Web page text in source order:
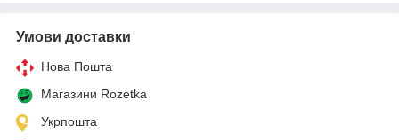
Умови доставки
Нова Пошта
Магазини Rozetka
Укрпошта